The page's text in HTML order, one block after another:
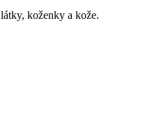
koženky a kože.